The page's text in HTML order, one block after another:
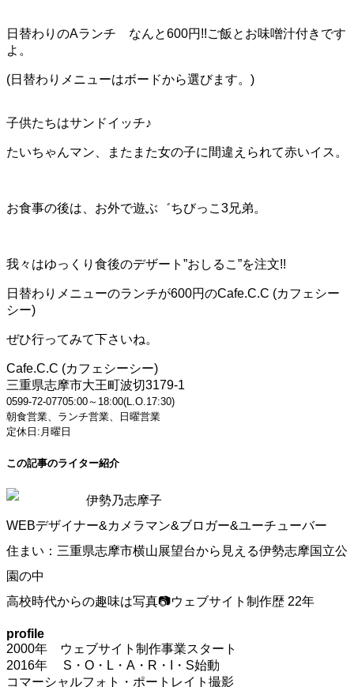
日替わりのAランチ なんと600円!!ご飯とお味噌汁付きです
よ。
(日替わりメニューはボードから選びます。)
子供たちはサンドイッチ♪
たいちゃんマン、またまた女の子に間違えられて赤いイス。
お食事の後は、お外で遊ぶ゛ちびっこ3兄弟。
我々はゆっくり食後のデザート”おしるこ”を注文!!
日替わりメニューのランチが600円のCafe.C.C (カフェシー
シー)
ぜひ行ってみて下さいね。
Cafe.C.C (カフェシーシー)
三重県志摩市大王町波切3179-1
0599-72-07705:00～18:00(L.O.17:30)
朝食営業、ランチ営業、日曜営業
定休日:月曜日
この記事のライター紹介
伊勢乃志摩子
WEBデザイナー&カメラマン&ブロガー&ユーチューバー
住まい：三重県志摩市横山展望台から見える伊勢志摩国立公
園の中
高校時代からの趣味は写真📷ウェブサイト制作歴 22年
profile
2000年 ウェブサイト制作事業スタート
2016年 S・O・L・A・R・I・S始動
コマーシャルフォト・ポートレイト撮影